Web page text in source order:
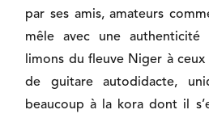
par ses amis, amateurs
mêle avec une authenticité
limons du fleuve Niger à ceux
de guitare autodidacte,
beaucoup à la kora dont il